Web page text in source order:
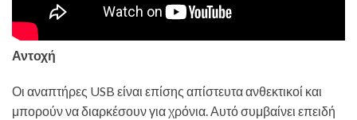
Αντοχή
Οι αναπτήρες USB είναι επίσης απίστευτα ανθεκτικοί και
μπορούν να διαρκέσουν για χρόνια. Αυτό συμβαίνει επειδή